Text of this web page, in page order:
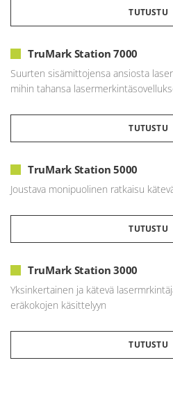
TUTUSTU
TruMark Station 7000
Suurten sisämittojensa ansiosta
mihin tahansa
TUTUSTU
TruMark Station 5000
Joustava monipuolinen ratkaisu
TUTUSTU
TruMark Station 3000
Yksinkertainen ja kätevä
eräkokojen käsittelyyn
TUTUSTU